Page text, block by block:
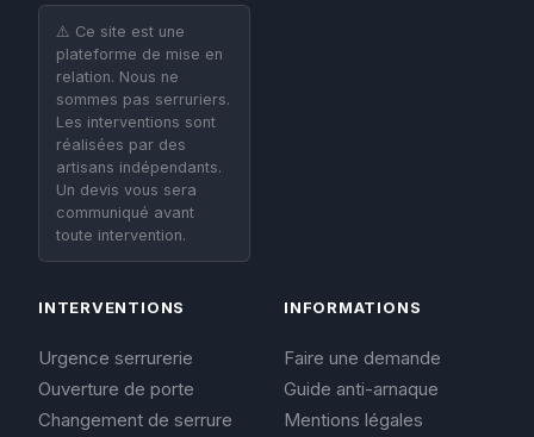
⚠️ Ce site est une
plateforme de mise en
relation. Nous ne
sommes pas serruriers.
Les interventions sont
réalisées par des
artisans indépendants.
Un devis vous sera
communiqué avant
toute intervention.
INTERVENTIONS
Urgence serrurerie
Ouverture de porte
Changement de serrure
INFORMATIONS
Faire une demande
Guide anti-arnaque
Mentions légales